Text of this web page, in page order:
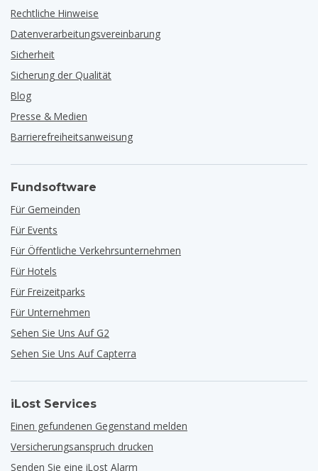
Rechtliche Hinweise
Datenverarbeitungsvereinbarung
Sicherheit
Sicherung der Qualität
Blog
Presse & Medien
Barrierefreiheitsanweisung
Fundsoftware
Für Gemeinden
Für Events
Für Öffentliche Verkehrsunternehmen
Für Hotels
Für Freizeitparks
Für Unternehmen
Sehen Sie Uns Auf G2
Sehen Sie Uns Auf Capterra
iLost Services
Einen gefundenen Gegenstand melden
Versicherungsanspruch drucken
Senden Sie eine iLost Alarm